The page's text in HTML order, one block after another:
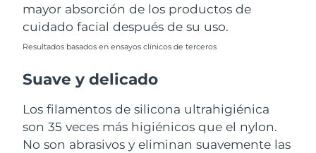
mayor absorción de los productos de
cuidado facial después de su uso.
Resultados basados en ensayos clínicos de terceros
Suave y delicado
Los filamentos de silicona ultrahigiénica
son 35 veces más higiénicos que el nylon.
No son abrasivos y eliminan suavemente las
Estados Unidos Entrega prevista